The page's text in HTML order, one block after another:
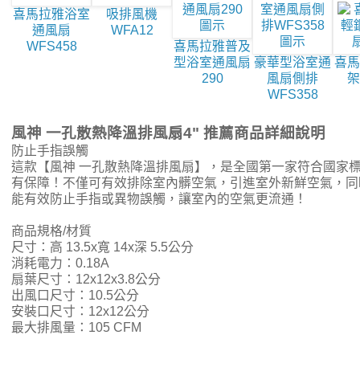
喜馬拉雅浴室
通風扇
WFS458
吸排風機
WFA12
喜馬拉雅普及
型浴室通風扇
290
豪華型浴室通
風扇側排
WFS358
喜
風神 一孔散熱降溫排風扇4" 推薦商品詳細說明
防止手指誤觸
這款【風神 一孔散熱降溫排風扇】，是全國第一家符合國家
有保障！不僅可有效排除室內髒空氣，引進室外新鮮空氣，
能有效防止手指或異物誤觸，讓室內的空氣更流通！
商品規格/材質
尺寸：高 13.5x寬 14x深 5.5公分
消耗電力：0.18A
扇葉尺寸：12x12x3.8公分
出風口尺寸：10.5公分
安裝口尺寸：12x12公分
最大排風量：105 CFM